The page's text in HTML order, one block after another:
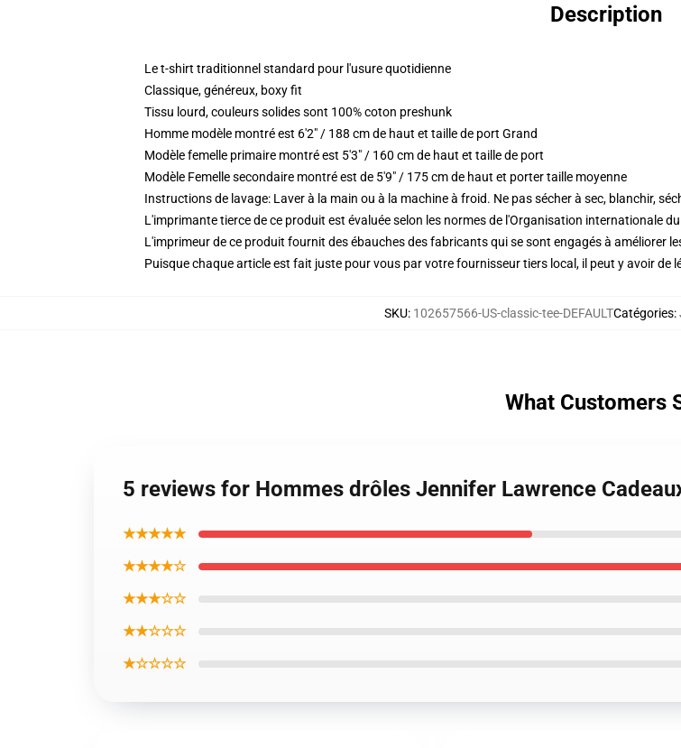
Description
Le t-shirt traditionnel standard pour l'usure quotidienne
Classique, généreux, boxy fit
Tissu lourd, couleurs solides sont 100% coton preshunk
Homme modèle montré est 6'2" / 188 cm de haut et taille de port Grand
Modèle femelle primaire montré est 5'3" / 160 cm de haut et taille de port
Modèle Femelle secondaire montré est de 5'9" / 175 cm de haut et porter taille moyenne
Instructions de lavage: Laver à la main ou à la machine à froid. Ne pas sécher à sec, blanchir,
L'imprimante tierce de ce produit est évaluée selon les normes de l'Organisation internationale
L'imprimeur de ce produit fournit des ébauches des fabricants qui se sont engagés à améliorer
Puisque chaque article est fait juste pour vous par votre fournisseur tiers local, il peut y avoir de
SKU: 102657566-US-classic-tee-DEFAULTCatégories:
What Customers
5 reviews for Hommes drôles Jennifer Lawrence
★★★★★
★★★★☆
★★★☆☆
★★☆☆☆
★☆☆☆☆